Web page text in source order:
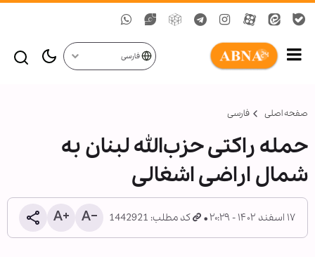
فارسی
صفحه اصلی فارسی
حمله راکتی حزب‌الله لبنان به
شمال اراضی اشغالی
۱۷ اسفند ۱۴۰۲ - ۲۰:۲۹ کد مطلب: 1442921